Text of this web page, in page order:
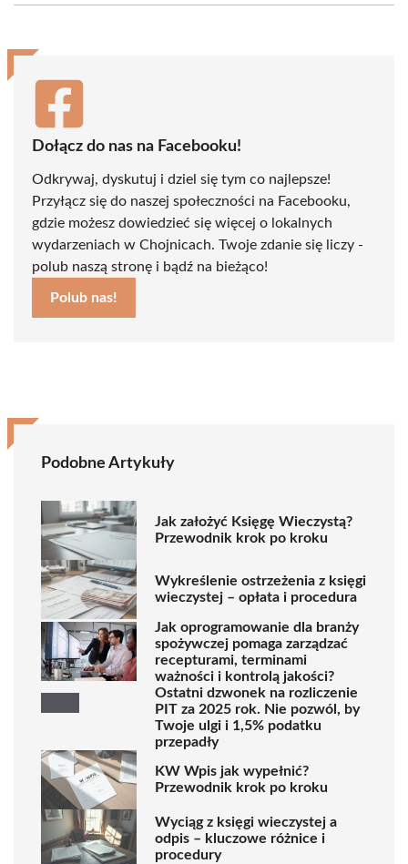
(Twitter)
Dołącz do nas na Facebooku!
Odkrywaj, dyskutuj i dziel się tym co najlepsze!
Przyłącz się do naszej społeczności na Facebooku,
gdzie możesz dowiedzieć się więcej o lokalnych
wydarzeniach w Chojnicach. Twoje zdanie się liczy -
polub naszą stronę i bądź na bieżąco!
Polub nas!
Podobne Artykuły
Jak założyć Księgę Wieczystą?
Przewodnik krok po kroku
Wykreślenie ostrzeżenia z księgi
wieczystej – opłata i procedura
Jak oprogramowanie dla branży
spożywczej pomaga zarządzać
recepturami, terminami
ważności i kontrolą jakości?
Ostatni dzwonek na rozliczenie
PIT za 2025 rok. Nie pozwól, by
Twoje ulgi i 1,5% podatku
przepadły
KW Wpis jak wypełnić?
Przewodnik krok po kroku
Wyciąg z księgi wieczystej a
odpis – kluczowe różnice i
procedury